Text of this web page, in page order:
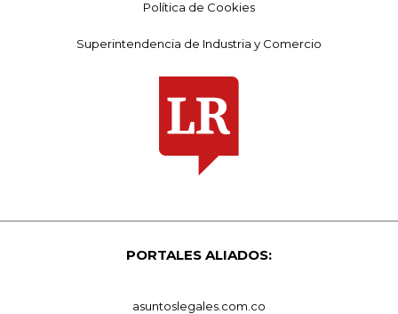
Política de Cookies
Superintendencia de Industria y Comercio
PORTALES ALIADOS:
asuntoslegales.com.co